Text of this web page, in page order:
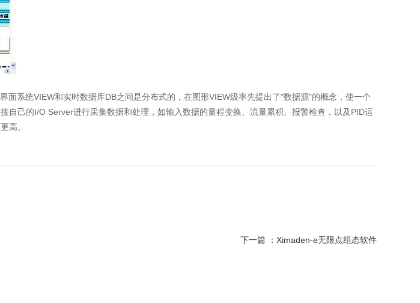
系统VIEW和实时数据库DB之间是分布式的，在图形VIEW级率先提出了"数据源"的概念，使一个
己的I/O Server进行采集数据和处理，如输入数据的量程变换、流量累积、报警检查，以及PID运
高。
下一篇 ： Ximaden-e无限点组态软件